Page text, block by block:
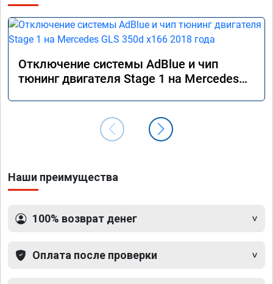
Отключение системы AdBlue и чип
тюнинг двигателя Stage 1 на Mercedes
Наши преимущества
100% возврат денег
Оплата после проверки